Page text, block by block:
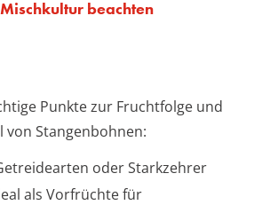
Mischkultur beachten
Punkte zur Fruchtfolge und
von Stangenbohnen:
oder Starkzehrer
als Vorfrüchte für